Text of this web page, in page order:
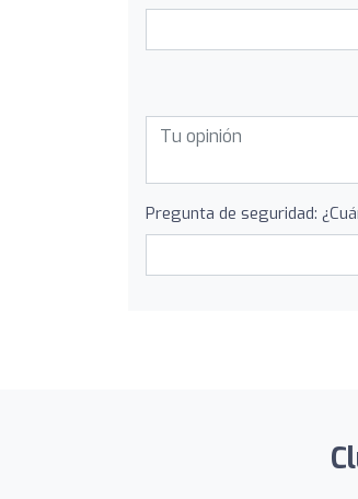
Pregunta de seguridad: